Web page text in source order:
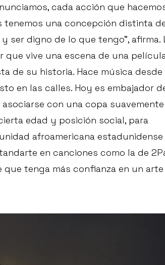
cada acción que
tenemos una concepción distinta
ser digno de lo que tengo”, afirma.
vive una escena de una
de su historia. Hace música desde
en las calles. Hoy es embajador
con una copa suavemente
edad y posición social, para
afroamericana estadunidense
en canciones como la de
que tenga más confianza en un